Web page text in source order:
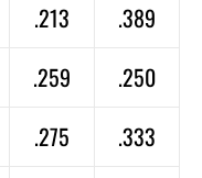
.213
.389
.259
.250
.275
.333